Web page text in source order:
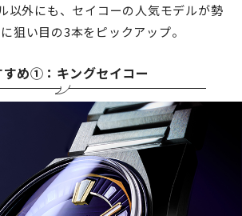
以外にも、セイコーの人気モデルが勢
狙い目の3本をピックアップ。
すめ①：キングセイコー